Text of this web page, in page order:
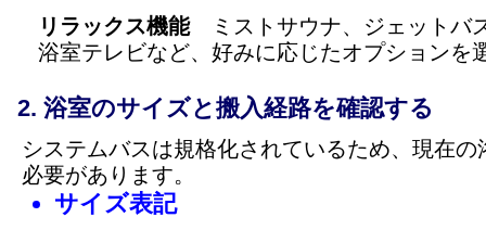
リラックス機能ミストサウナ、ジェットバ
浴室テレビなど、好みに応じたオプションを
浴室のサイズと搬入経路を確認する
システムバスは規格化されているため、現在
必要があります。
サイズ表記